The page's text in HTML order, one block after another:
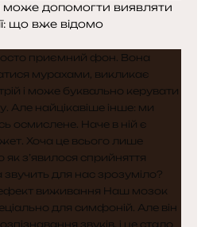
може допомогти виявляти
що вже відомо